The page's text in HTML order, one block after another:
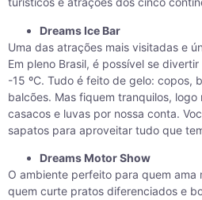
Dreams Ice Bar
Uma das atrações mais visitadas e
Em pleno Brasil, é possível se
-15 ºC. Tudo é feito de gelo: copos,
balcões. Mas fiquem tranquilos,
casacos e luvas por nossa conta.
sapatos para aproveitar tudo que
Dreams Motor Show
O ambiente perfeito para quem ama
quem curte pratos diferenciados e